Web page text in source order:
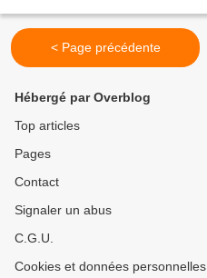
< Page précédente
Hébergé par Overblog
Top articles
Pages
Contact
Signaler un abus
C.G.U.
Cookies et données personnelles